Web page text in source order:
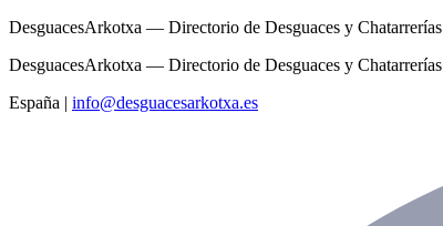
DesguacesArkotxa — Directorio de Desguaces y Chatarrerías
DesguacesArkotxa — Directorio de Desguaces y Chatarrerías
España | info@desguacesarkotxa.es